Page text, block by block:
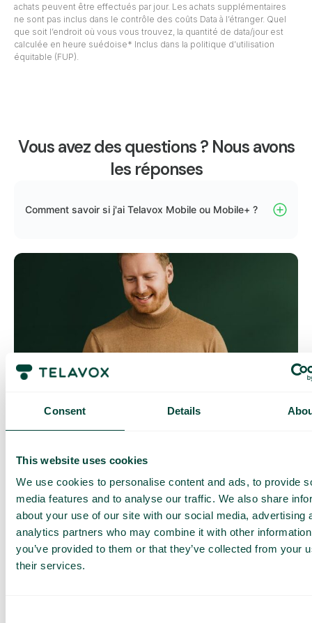
Consent Details
This website uses cookies
We use cookies to personalise content and ads, to provide
media features and to analyse our traffic. We also share
about your use of our site with our social media, advertising
analytics partners who may combine it with other
you’ve provided to them or that they’ve collected from your
their services.
achats peuvent être effectués par jour. Les achats supplémentaires
ne sont pas inclus dans le contrôle des coûts Data à l’étranger. Quel
que soit l’endroit où vous vous trouvez, la quantité de data/jour est
calculée en heure suédoise* Inclus dans la politique d’utilisation
équitable (FUP).
Vous avez des questions ? Nous avons
les réponses
Comment savoir si j'ai Telavox Mobile ou Mobile+ ?
mieux contrôler vos coûts quotidiens lorsque vous surfez en
dehors de l’UE/EEE.
maximal prédéterminé. Une fois que vous avez consommé
cette quantité de data, vous recevez un SMS et avez la
possibilité d’acheter plus de data si nécessaire.
Comment ça marche